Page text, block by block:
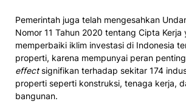
Pemerintah juga telah mengesahkan
Nomor 11 Tahun 2020 tentang Cipta
memperbaiki iklim investasi di Indonesia
properti, karena mempunyai peran
effectsignifikan terhadap sekitar 174
properti seperti konstruksi, tenaga kerja,
bangunan.